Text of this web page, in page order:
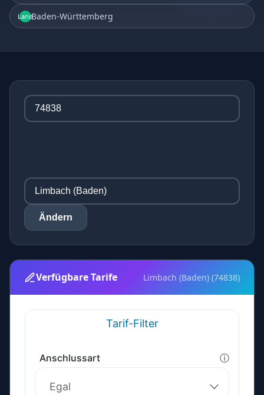
LandBaden-Württemberg
Ändern
Verfügbare Tarife Limbach (Baden) (74838)